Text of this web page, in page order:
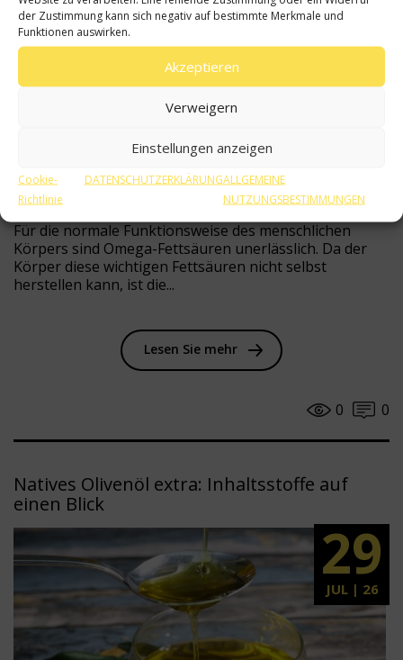
der Zustimmung kann sich negativ auf bestimmte Merkmale und
Funktionen auswirken.
Akzeptieren
Verweigern
Einstellungen anzeigen
Cookie-
Richtlinie
DATENSCHUTZERKLÄRUNGALLGEMEINE
NUTZUNGSBESTIMMUNGEN
AUG | 26
Für die normale Funktionsweise des menschlichen
Körpers sind Omega-Fettsäuren unerlässlich. Da der
Körper diese wichtigen Fettsäuren nicht selbst
herstellen kann, ist die...
Lesen Sie mehr
0
0
Natives Olivenöl extra: Inhaltsstoffe auf
einen Blick
29
JUL | 26